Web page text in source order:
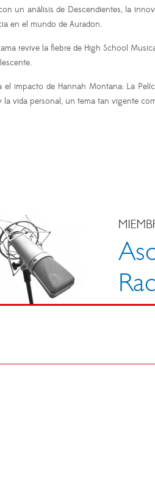
un análisis de Descendientes, la
en el mundo de Auradon.
revive la fiebre de High School
el impacto de Hannah Montana: La
la vida personal, un tema tan vigente